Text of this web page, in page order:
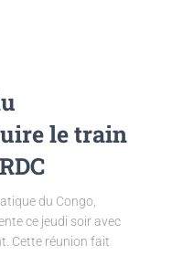
le train
du Congo,
ce jeudi soir avec
Cette réunion fait